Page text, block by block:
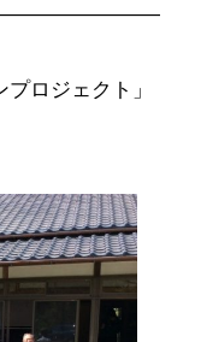
ロジェクト」